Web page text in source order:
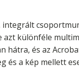
integrált
azt különféle
hátra, és az
és a kép mellett